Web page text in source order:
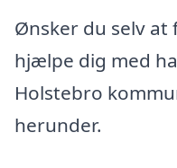
Ønsker du selv at
hjælpe dig med
Holstebro
herunder.